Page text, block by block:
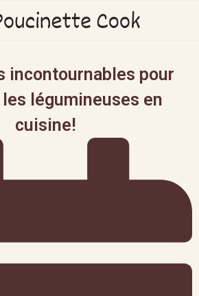
incontournables pour
légumineuses en
cuisine!